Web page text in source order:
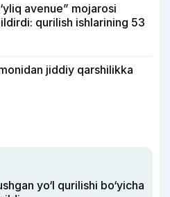
avenue” mojarosi
qurilish ishlarining 53
jiddiy qarshilikka
yo‘l qurilishi bo‘yicha